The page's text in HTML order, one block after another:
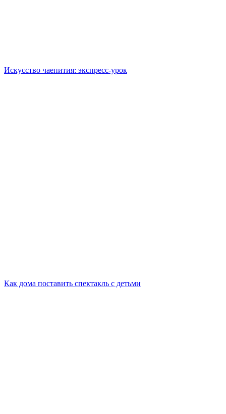
Искусство чаепития: экспресс-урок
Как дома поставить спектакль с детьми